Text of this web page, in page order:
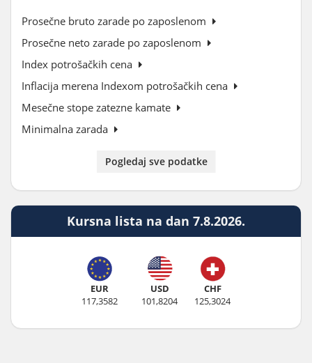
Prosečne bruto zarade po zaposlenom
Prosečne neto zarade po zaposlenom
Index potrošačkih cena
Inflacija merena Indexom potrošačkih cena
Mesečne stope zatezne kamate
Minimalna zarada
Pogledaj sve podatke
Kursna lista na dan 7.8.2026.
EUR
117,3582
USD
101,8204
CHF
125,3024